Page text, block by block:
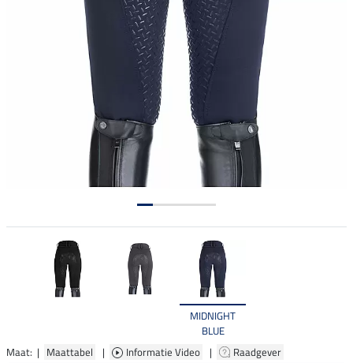
MIDNIGHT
BLUE
Maat: | Maattabel | Informatie Video | Raadgever